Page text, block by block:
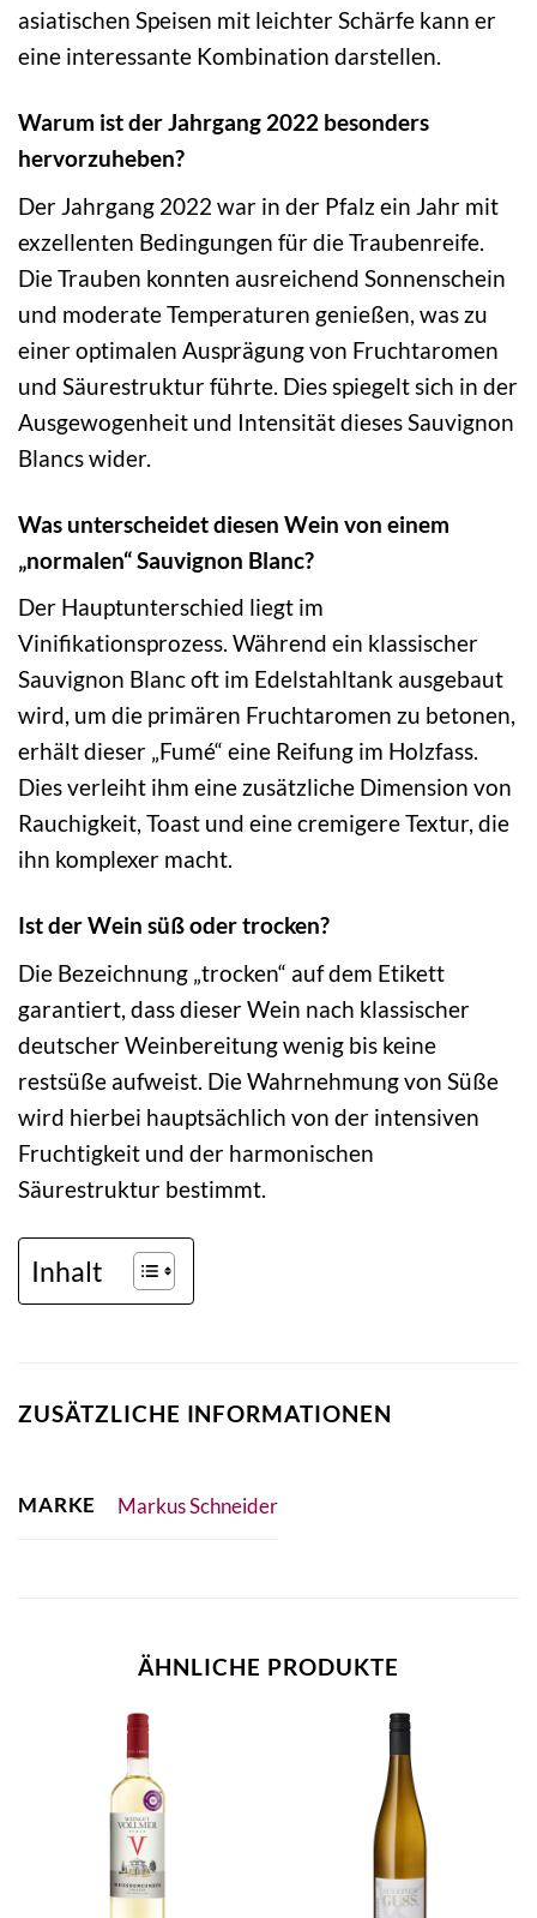
asiatischen Speisen mit leichter Schärfe kann er
eine interessante Kombination darstellen.
Warum ist der Jahrgang 2022 besonders
hervorzuheben?
Der Jahrgang 2022 war in der Pfalz ein Jahr mit
exzellenten Bedingungen für die Traubenreife.
Die Trauben konnten ausreichend Sonnenschein
und moderate Temperaturen genießen, was zu
einer optimalen Ausprägung von Fruchtaromen
und Säurestruktur führte. Dies spiegelt sich in der
Ausgewogenheit und Intensität dieses Sauvignon
Blancs wider.
Was unterscheidet diesen Wein von einem
„normalen“ Sauvignon Blanc?
Der Hauptunterschied liegt im
Vinifikationsprozess. Während ein klassischer
Sauvignon Blanc oft im Edelstahltank ausgebaut
wird, um die primären Fruchtaromen zu betonen,
erhält dieser „Fumé“ eine Reifung im Holzfass.
Dies verleiht ihm eine zusätzliche Dimension von
Rauchigkeit, Toast und eine cremigere Textur, die
ihn komplexer macht.
Ist der Wein süß oder trocken?
Die Bezeichnung „trocken“ auf dem Etikett
garantiert, dass dieser Wein nach klassischer
deutscher Weinbereitung wenig bis keine
restsüße aufweist. Die Wahrnehmung von Süße
wird hierbei hauptsächlich von der intensiven
Fruchtigkeit und der harmonischen
Säurestruktur bestimmt.
Inhalt
ZUSÄTZLICHE INFORMATIONEN
MARKE Markus Schneider
ÄHNLICHE PRODUKTE